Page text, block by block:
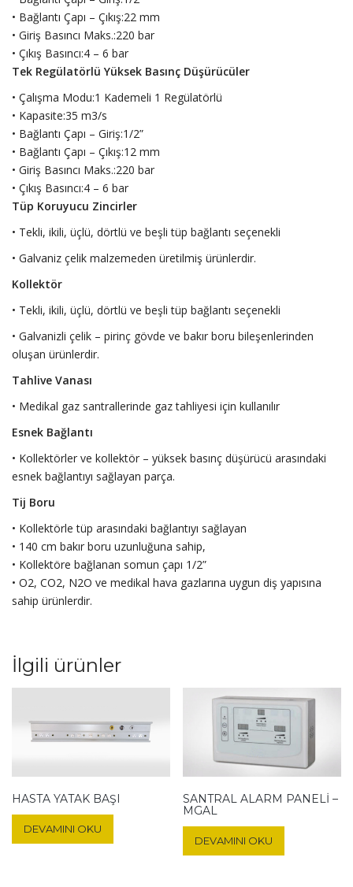
• Bağlantı Çapı – Çıkış:22 mm
• Giriş Basıncı Maks.:220 bar
• Çıkış Basıncı:4 – 6 bar
Tek Regülatörlü Yüksek Basınç Düşürücüler
• Çalışma Modu:1 Kademeli 1 Regülatörlü
• Kapasite:35 m3/s
• Bağlantı Çapı – Giriş:1/2”
• Bağlantı Çapı – Çıkış:12 mm
• Giriş Basıncı Maks.:220 bar
• Çıkış Basıncı:4 – 6 bar
Tüp Koruyucu Zincirler
• Tekli, ikili, üçlü, dörtlü ve beşli tüp bağlantı seçenekli
• Galvaniz çelik malzemeden üretilmiş ürünlerdir.
Kollektör
• Tekli, ikili, üçlü, dörtlü ve beşli tüp bağlantı seçenekli
• Galvanizli çelik – pirinç gövde ve bakır boru bileşenlerinden
oluşan ürünlerdir.
Tahlive Vanası
• Medikal gaz santrallerinde gaz tahliyesi için kullanılır
Esnek Bağlantı
• Kollektörler ve kollektör – yüksek basınç düşürücü arasındaki
esnek bağlantıyı sağlayan parça.
Tij Boru
• Kollektörle tüp arasındaki bağlantıyı sağlayan
• 140 cm bakır boru uzunluğuna sahip,
• Kollektöre bağlanan somun çapı 1/2”
• O2, CO2, N2O ve medikal hava gazlarına uygun diş yapısına
sahip ürünlerdir.
İlgili ürünler
HASTA YATAK BAŞI
DEVAMINI OKU
SANTRAL ALARM PANELI –
MGAL
DEVAMINI OKU